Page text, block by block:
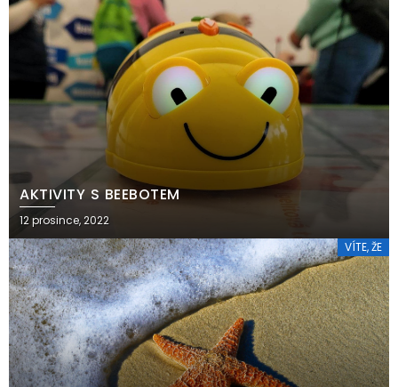
AKTIVITY S BEEBOTEM
12 prosince, 2022
VÍTE, ŽE